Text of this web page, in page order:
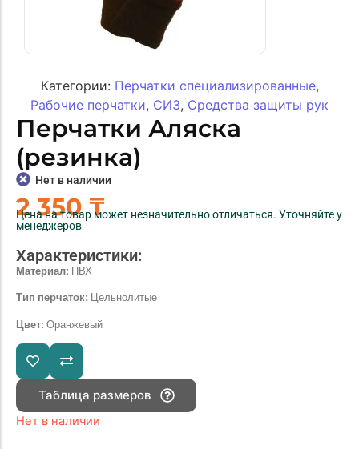
Категории: Перчатки специализированные,
Рабочие перчатки, СИЗ, Средства защиты рук
Перчатки Аляска
(резинка)
Нет в наличии
2 350₸
Цена на товар может незначительно отличаться. Уточняйте у
менеджеров
Характеристики:
Материал: ПВХ
Тип перчаток: Цельнолитые
Цвет: Оранжевый
Таблица размеров
Нет в наличии